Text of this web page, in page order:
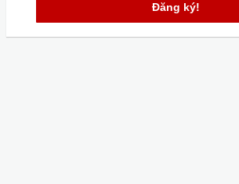
Đăng ký!